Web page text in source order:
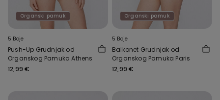
Organski pamuk
5 Boje
Push-Up Grudnjak od
Organskog Pamuka Athens
12,99 €
Organski pamuk
5 Boje
Balkonet Grudnjak od
Organskog Pamuka Paris
12,99 €